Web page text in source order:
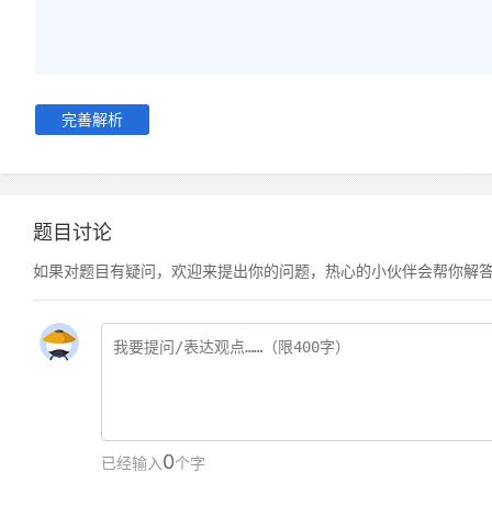
完善解析
题目讨论
如果对题目有疑问，欢迎来提出你的问题，热心的小伙伴会帮你解
已经输入0个字